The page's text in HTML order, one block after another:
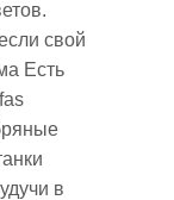
свой
Есть
в